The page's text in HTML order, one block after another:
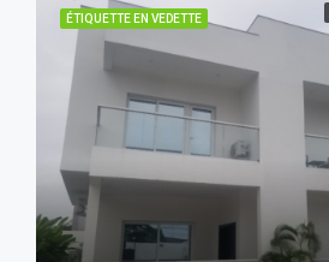
ÉTIQUETTE EN VEDETTE